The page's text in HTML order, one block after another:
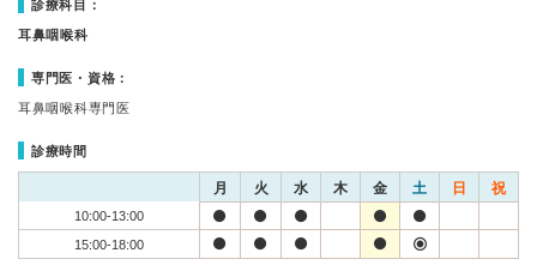
診療科目：
耳鼻咽喉科
専門医・資格：
耳鼻咽喉科専門医
診療時間
月 火 水 木 金 土 日 祝
10:00-13:00
15:00-18:00